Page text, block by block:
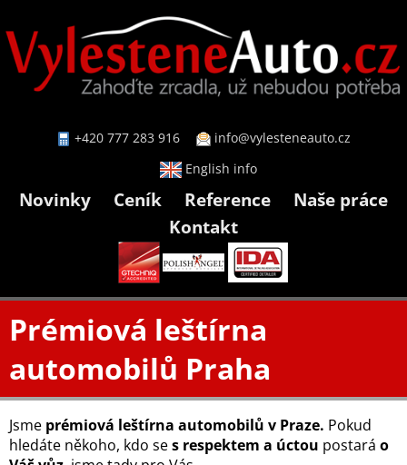
+420 777 283 916
info@vylesteneauto.cz
English info
Novinky Ceník Reference
Naše práce
Kontakt
Prémiová leštírna
automobilů Praha
Jsme prémiová leštírna automobilů v Praze. Pokud
hledáte někoho, kdo ses respektem a úctou postará o